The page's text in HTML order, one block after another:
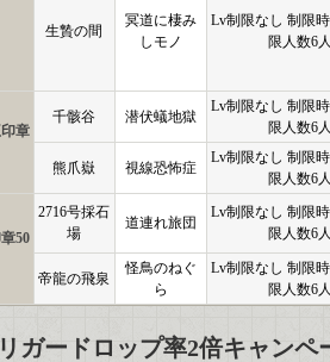
生贄の間
冥道に棲み
しモノ
Lv制限なし 制限
限人数6
章
千骸谷 潜伏蟻地獄
Lv制限なし 制限
限人数6
熊爪嶽 視線恐怖症
Lv制限なし 制限
限人数6
50
2716号採石
場
道連れ旅団
Lv制限なし 制限
限人数6
帝龍の飛泉
怪鳥のねぐ
ら
Lv制限なし 制限
限人数6
ガードロップ率2倍キャンペ